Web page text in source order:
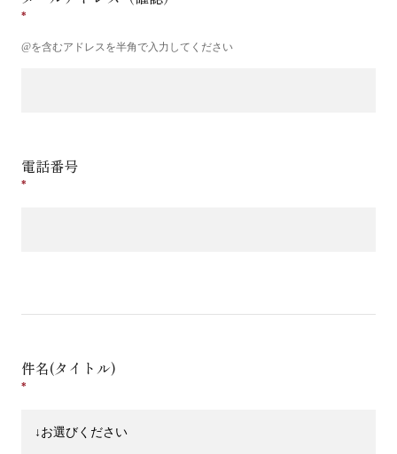
@を含むアドレスを半角で入力してください
電話番号
件名(タイトル)